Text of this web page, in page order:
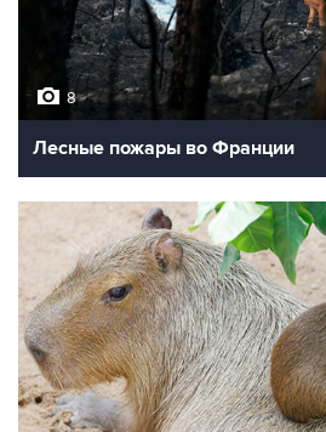
8
Лесные пожары во Франции